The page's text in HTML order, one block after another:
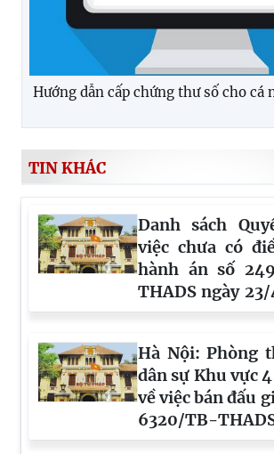
Hướng dẫn cấp chứng thư số cho cá
TIN KHÁC
Danh sách
việc chưa có
hành án số
THADS ngày
Phòng
Hà Nội: Phòng
dân sự Khu vực
về việc bán đấu
6320/TB-
15/7/2026